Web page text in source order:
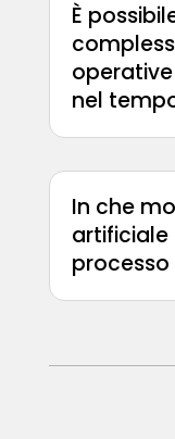
È
nel
In che
artificiale
processo